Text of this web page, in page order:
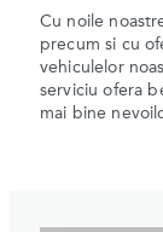
Cu noile
precum si cu
vehiculelor
serviciu ofera
mai bine